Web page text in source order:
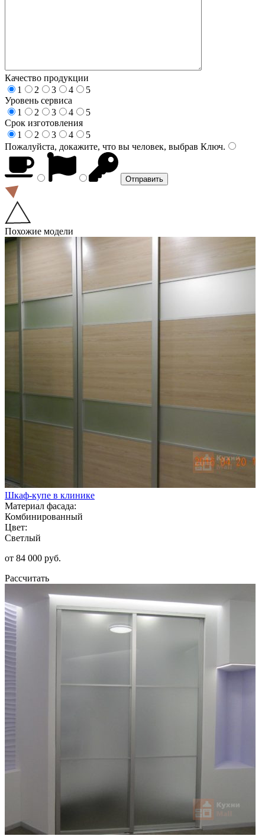
Качество продукции
1
2 3 4
5
Уровень сервиса
1
2 3 4
5
Срок изготовления
1
2 3 4
5
Пожалуйста, докажите, что вы человек, выбрав Ключ.
Похожие модели
Шкаф-купе в клинике
Материал фасада:
Комбинированный
Цвет:
Светлый
от 84 000 руб.
Рассчитать